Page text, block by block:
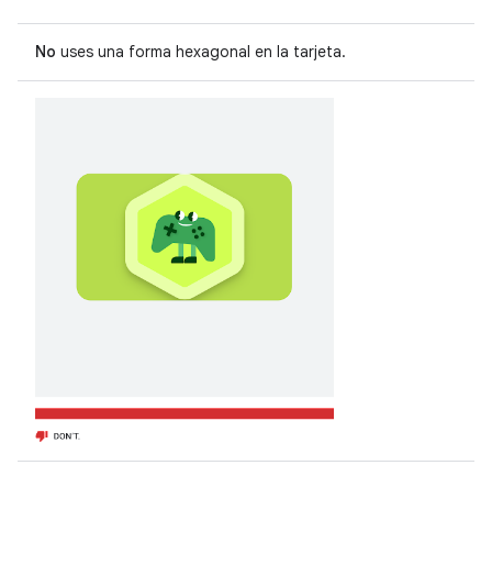
No uses una forma hexagonal en la tarjeta.